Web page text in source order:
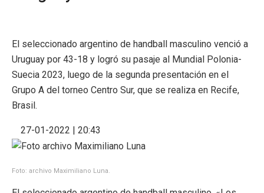
El seleccionado argentino de handball masculino venció a
Uruguay por 43-18 y logró su pasaje al Mundial Polonia-
Suecia 2023, luego de la segunda presentación en el
Grupo A del torneo Centro Sur, que se realiza en Recife,
Brasil.
27-01-2022 | 20:43
Foto: archivo Maximiliano Luna.